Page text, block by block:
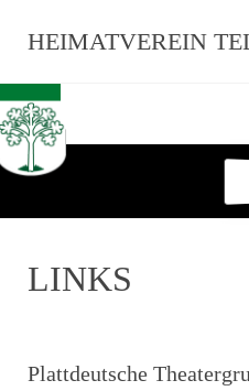
HEIMATVEREIN
LINKS
Plattdeutsche